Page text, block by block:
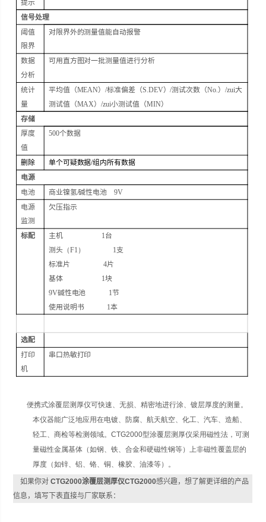
提示
信号处理
阈值
限界
对限界外的测量值能自动报警
数据
分析
可用直方图对一批测量值进行分析
统计
量
平均值（MEAN）/标准偏差（S.DEV）/测试次数（No.）/zui大
测试值（MAX）/zui小测试值（MIN）
存储
厚度
值
500个数据
删除 单个可疑数据/组内所有数据
电源
电池
商业镍氢/碱性电池 9V
电源
监测
欠压指示
标配 主机 1台
测头 （F1） 1支
标准片 4片
基体 1块
9V碱性电池 1节
使用说明书
1本
选配
打印
机
串口热敏打印
便携式涂覆层测厚仪可快速、无损、精密地进行涂、镀层厚度的测量。
本仪器能广泛地应用在电镀、防腐、航天航空、化工、汽车、造船、
轻工、商检等检测领域。CTG2000型涂覆层测厚仪采用磁性法，可测
量磁性金属基体 （如钢、铁、合金和硬磁性钢等）
上非磁性覆盖层的
厚度 （如锌、铝、铬、铜、橡胶、油漆等） 。
如果你对CTG2000涂覆层测厚仪CTG2000感兴趣，想了解更详细的产品
信息，填写下表直接与厂家联系：